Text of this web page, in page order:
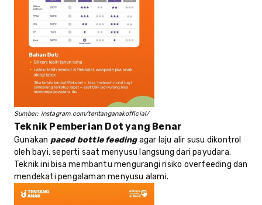
Sumber: instagram.com/tentanganakofficial/
Teknik Pemberian Dot yang Benar
Gunakan paced bottle feedingagar laju alir susu dikontrol
oleh bayi, seperti saat menyusu langsung dari payudara.
Teknik ini bisa membantu mengurangi risiko overfeeding dan
mendekati pengalaman menyusu alami.